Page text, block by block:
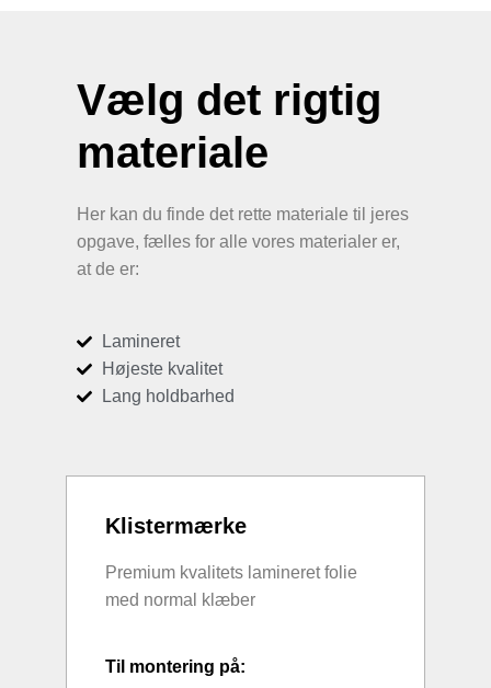
Vælg det rigtig
materiale
Her kan du finde det rette materiale til jeres
opgave, fælles for alle vores materialer er,
at de er:
Lamineret
Højeste kvalitet
Lang holdbarhed
Klistermærke
Premium kvalitets lamineret folie
med normal klæber
Til montering på: